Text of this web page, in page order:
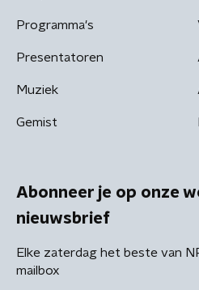
Programma's
Presentatoren
Muziek
Gemist
Abonneer je op onze
nieuwsbrief
Elke zaterdag het beste van
mailbox